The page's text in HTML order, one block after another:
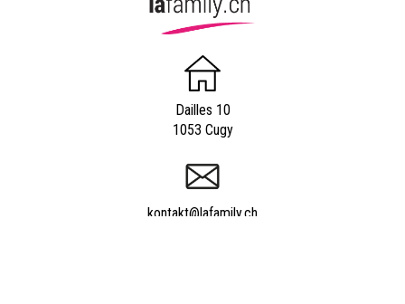
Dailles 10
1053 Cugy
kontakt@lafamily.ch